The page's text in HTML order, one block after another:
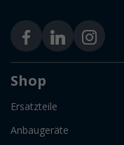
Shop
Ersatzteile
Anbaugeräte